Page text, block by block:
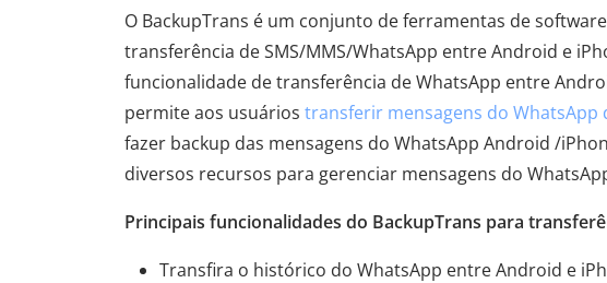
O BackupTrans é um conjunto de ferramentas de
transferência de SMS/MMS/WhatsApp entre Android e
funcionalidade de transferência de WhatsApp entre
permite aos usuários transferir mensagens do WhatsApp
fazer backup das mensagens do WhatsApp Android /
diversos recursos para gerenciar mensagens do
Principais funcionalidades do BackupTrans para
Transfira o histórico do WhatsApp entre Android e